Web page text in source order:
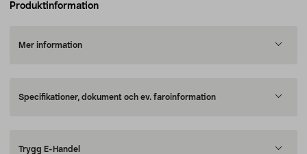
Produktinformation
Mer information
Specifikationer, dokument och ev. faroinformation
Trygg E-Handel